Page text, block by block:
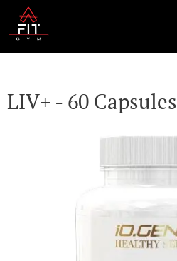
LIV+ - 60 Capsules